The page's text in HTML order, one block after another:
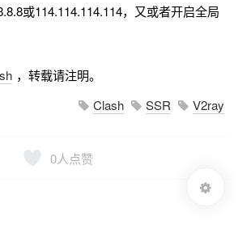
或114.114.114.114，又或者开启全局
，转载请注明。
Clash
SSR V2ray
0人点赞